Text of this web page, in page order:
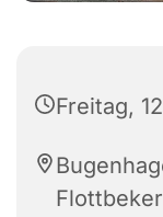
Freitag,